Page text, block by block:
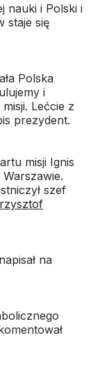
nauki i Polski i
staje się
Polska
i
Lećcie z
prezydent.
misji Ignis
szef
na